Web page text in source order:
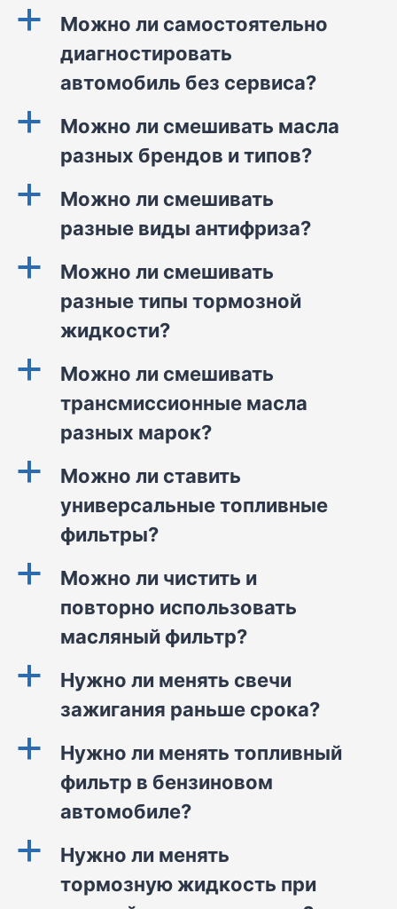
a
Можно ли самостоятельно
диагностировать
автомобиль без сервиса?
a
Можно ли смешивать масла
разных брендов и типов?
a
Можно ли смешивать
разные виды антифриза?
a
Можно ли смешивать
разные типы тормозной
жидкости?
a
Можно ли смешивать
трансмиссионные масла
разных марок?
a
Можно ли ставить
универсальные топливные
фильтры?
a
Можно ли чистить и
повторно использовать
масляный фильтр?
a
Нужно ли менять свечи
зажигания раньше срока?
a
Нужно ли менять топливный
фильтр в бензиновом
автомобиле?
a
Нужно ли менять
тормозную жидкость при